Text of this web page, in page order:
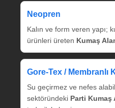
Neopren
Kalın ve form veren yapı;
ürünleri üreten Kumaş
Gore‑Tex / Membranlı
Su geçirmez ve nefes
sektöründeki Parti Kumaş